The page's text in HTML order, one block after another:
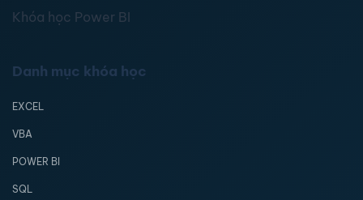
Khóa học Power BI
Danh mục khóa học
EXCEL
VBA
POWER BI
SQL